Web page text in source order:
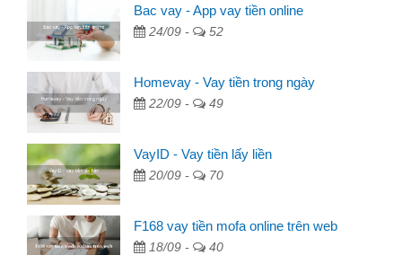
Bac vay - App vay tiền online
24/09 - 52
Homevay - Vay tiền trong ngày
22/09 - 49
VayID - Vay tiền lấy liền
20/09 - 70
F168 vay tiền mofa online trên web
18/09 - 40